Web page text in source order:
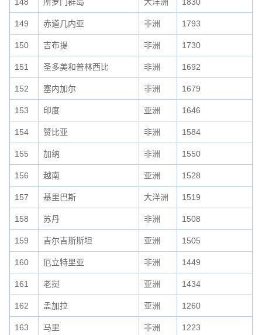
149 赤道几内亚 非洲 1793
150 吉布提 非洲 1730
151 圣多美和普林西比 非洲 1692
152 塞内加尔 非洲 1679
153 印度 亚洲 1646
154 赞比亚 非洲 1584
155 加纳 非洲 1550
156 越南 亚洲 1528
157 基里巴斯 大洋洲 1519
158 苏丹 非洲 1508
159 吉尔吉斯斯坦 亚洲 1505
160 厄立特里亚 非洲 1449
161 老挝 亚洲 1434
162 孟加拉 亚洲 1260
163 马里 非洲 1223